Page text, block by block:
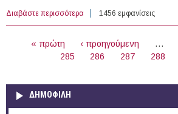
Διαβάστε περισσότερα για Αρχική αξιολόγηση
2012
1456 εμφανίσεις
« πρώτη ‹ προηγούμενη …
285
286 287 288
ΔΗΜΟΦΙΛΗ